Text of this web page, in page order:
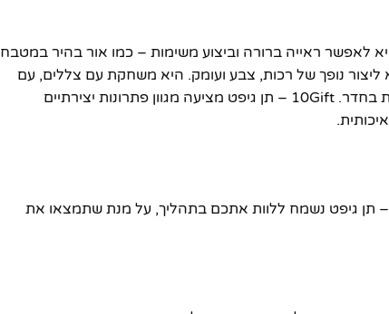
לאפשר ראייה ברורה וביצוע משימות – כמו אור בהיר במטבח
נופך של רכות, צבע ועומק. היא משחקת עם צללים, עם
גוונים ועם עוצמות, ובעיקר – היא עוזרת לנו לעצב את המצב רוח שאנחנו רוצים לחוות בחדר. 10Gift – תן גיפט מציעה מגוון פתרונות יצירתיים
בחירת מנורת אווירה לחדר דורשת התייחסות למספר פרמטרים חשובים. ב-10Gift – תן גיפט נשמח ללוות אתכם בתהליך, על מנת שתמצאו את